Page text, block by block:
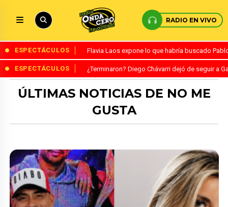
RADIO EN VIVO
ESPECTÁCULOS Flavia Laos expone lo que habría buscado
ESPECTÁCULOS ¿Terminaron? Diego Chávarri dejó de seguir a
ÚLTIMAS NOTICIAS DE NO ME
GUSTA